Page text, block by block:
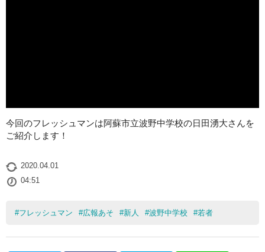
今回のフレッシュマンは阿蘇市立波野中学校の日田湧大さんを
ご紹介します！
2020.04.01
04:51
#フレッシュマン #広報あそ #新人 #波野中学校 #若者